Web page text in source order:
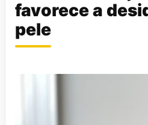
favorece a
pele